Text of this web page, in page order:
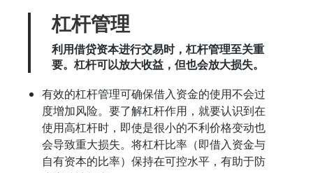
杠杆管理
利用借贷资本进行交易时，杠杆管理至关重
要。杠杆可以放大收益，但也会放大损失。
有效的杠杆管理可确保借入资金的使用不会过
度增加风险。要了解杠杆作用，就要认识到在
使用高杠杆时，即使是很小的不利价格变动也
会导致重大损失。将杠杆比率（即借入资金与
自有资本的比率）保持在可控水平，有助于防